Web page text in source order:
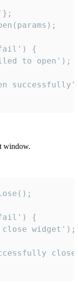
'fail') {
to open');
window.
'fail') {
widget');